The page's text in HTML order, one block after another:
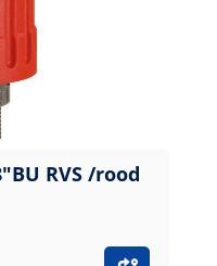
RVS /rood